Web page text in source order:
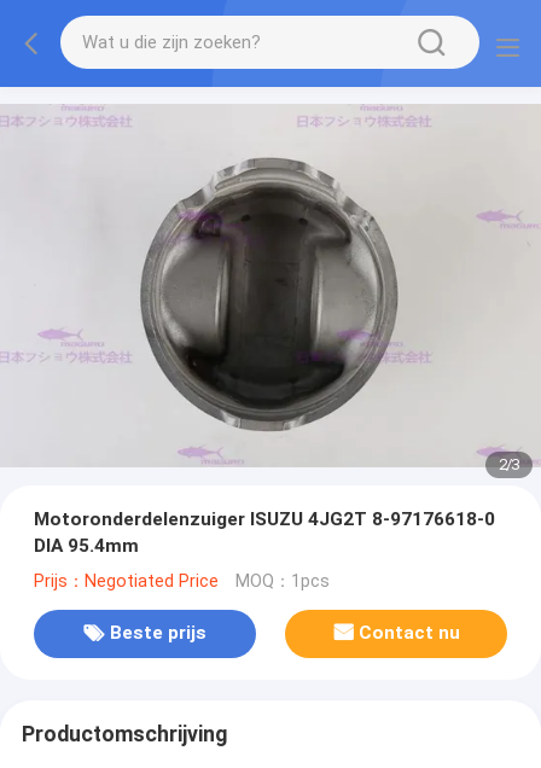
2/3
Motoronderdelenzuiger ISUZU 4JG2T 8-97176618-0
DIA 95.4mm
Prijs：Negotiated Price MOQ：1pcs
Beste prijs Contact nu
Productomschrijving